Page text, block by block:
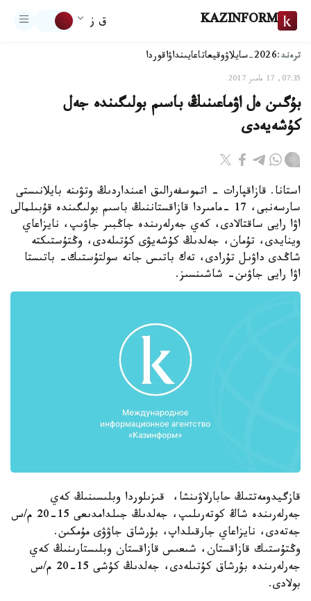
KAZINFORM ق ز
ترەند:2026-سايلاۋ وقيعاتاعايىنداۋاقوردا
07:35, 17 مامىر 2017
بۇگىن ەل اۋماعىنىڭ باسىم بولىگىندە جەل
كۇشەيەدى
استانا. قازاقپارات - اتموسفەرالىق اعىنداردىڭ وتۋىنە بايلانىستى
سارسەنبى، 17 -مامىردا قازاقستاننىڭ باسىم بولىگىندە قۇبىلمالى
اۋا رايى ساقتالادى، كەي جەرلەرىندە جاڭبىر جاۋىپ، نايزاعاي
وينايدى، تۇمان، جەلدىڭ كۇشەيۋى كۇتىلەدى، وڭتۇستىكتە
شاڭدى داۋىل تۇرادى، تەك باتىس جانە سولتۇستىك- باتىستا
اۋا رايى جاۋىن- شاشىنسىز.
قازگيدومەتتىڭ حابارلاۋىنشا، قىزىلوردا وبلىسىنىڭ كەي
جەرلەرىندە شاڭ كوتەرىلىپ، جەلدىڭ جىلدامدىعى 15-20 م/س
جەتەدى، نايزاعاي جارقىلداپ، بۇرشاق جاۋۋى مۇمكىن.
وڭتۇستىك قازاقستان، شىعىس قازاقستان وبلىستارىنىڭ كەي
جەرلەرىندە بۇرشاق كۇتىلەدى، جەلدىڭ كۇشى 15-20 م/س
بولادى.